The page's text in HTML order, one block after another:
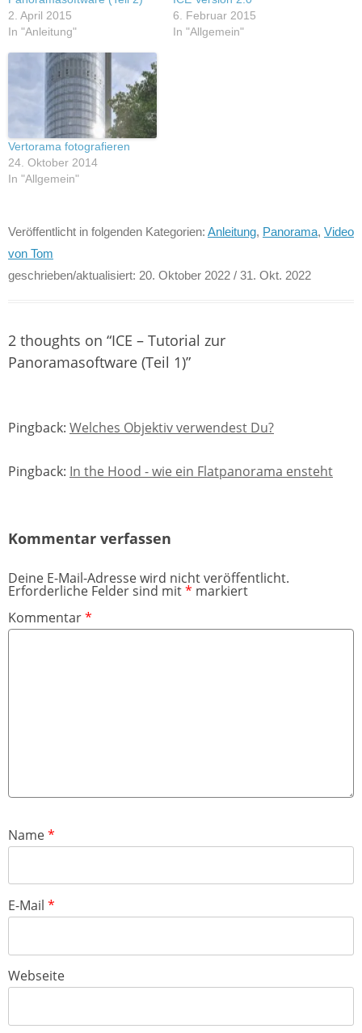
2. April 2015
In "Anleitung"
6. Februar 2015
In "Allgemein"
Vertorama fotografieren
24. Oktober 2014
In "Allgemein"
Veröffentlicht in folgenden Kategorien: Anleitung, Panorama, Video
von Tom
geschrieben/aktualisiert: 20. Oktober 2022 / 31. Okt. 2022
2 thoughts on “ICE – Tutorial zur
Panoramasoftware (Teil 1)”
Pingback: Welches Objektiv verwendest Du?
Pingback: In the Hood - wie ein Flatpanorama ensteht
Kommentar verfassen
Deine E-Mail-Adresse wird nicht veröffentlicht.
Erforderliche Felder sind mit* markiert
Kommentar*
Name*
E-Mail *
Webseite